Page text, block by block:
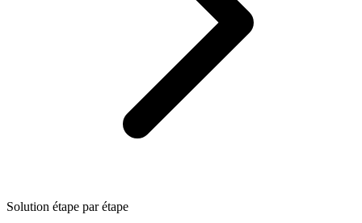
Solution étape par étape